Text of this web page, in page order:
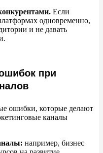
Если
одновременно,
и не давать
при
ошибки, которые делают
каналы
например, бизнес